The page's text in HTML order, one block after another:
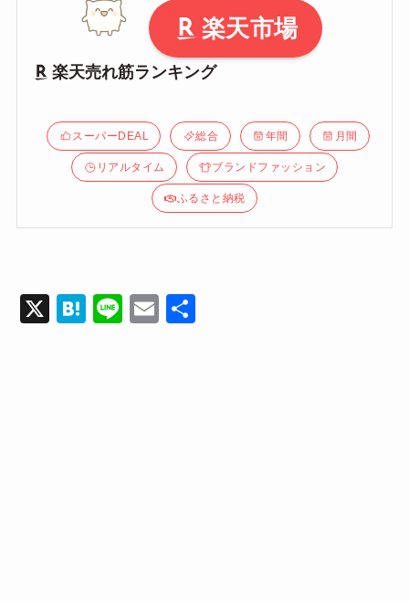
楽天市場
楽天売れ筋ランキング
スーパーDEAL 総合 年間 月間
リアルタイム ブランドファッション
ふるさと納税
X
H
Li
E